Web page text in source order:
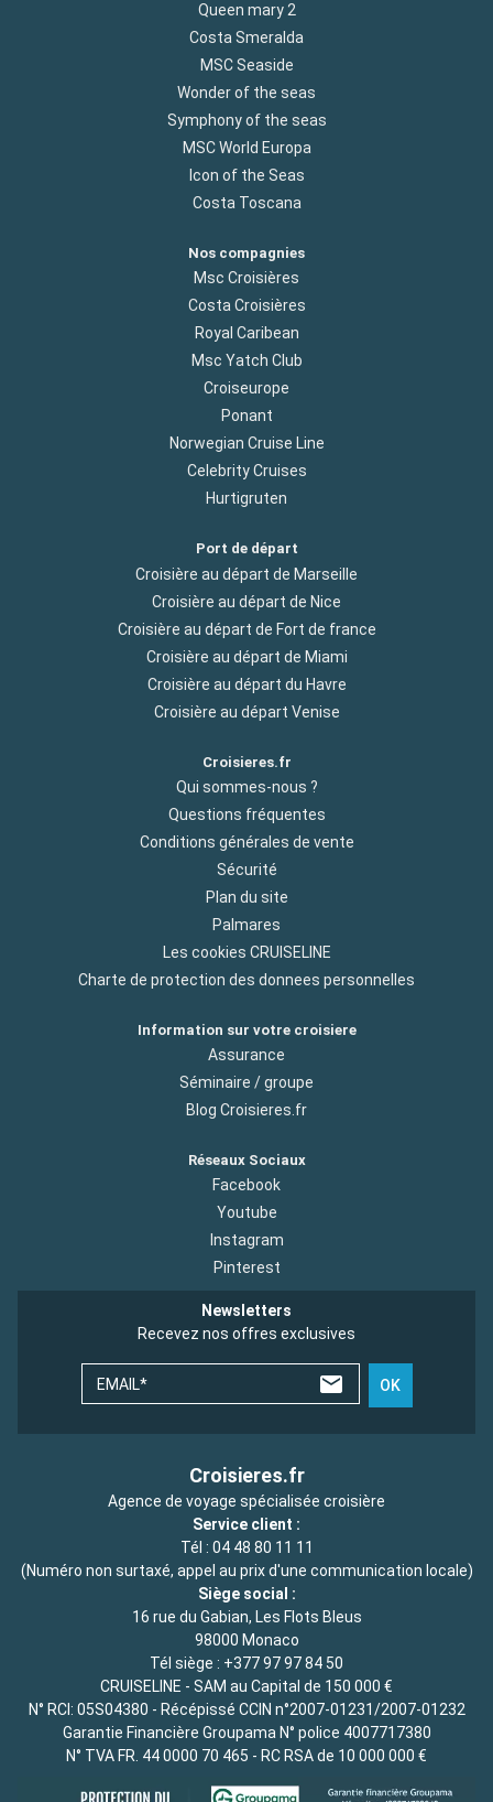
Queen mary 2
Costa Smeralda
MSC Seaside
Wonder of the seas
Symphony of the seas
MSC World Europa
Icon of the Seas
Costa Toscana
Nos compagnies
Msc Croisières
Costa Croisières
Royal Caribean
Msc Yatch Club
Croiseurope
Ponant
Norwegian Cruise Line
Celebrity Cruises
Hurtigruten
Port de départ
Croisière au départ de Marseille
Croisière au départ de Nice
Croisière au départ de Fort de france
Croisière au départ de Miami
Croisière au départ du Havre
Croisière au départ Venise
Croisieres.fr
Qui sommes-nous ?
Questions fréquentes
Conditions générales de vente
Sécurité
Plan du site
Palmares
Les cookies CRUISELINE
Charte de protection des donnees personnelles
Information sur votre croisiere
Assurance
Séminaire / groupe
Blog Croisieres.fr
Réseaux Sociaux
Facebook
Youtube
Instagram
Pinterest
Newsletters
Recevez nos offres exclusives
EMAIL* OK
Croisieres.fr
Agence de voyage spécialisée croisière
Service client :
Tél : 04 48 80 11 11
(Numéro non surtaxé, appel au prix d'une communication locale)
Siège social :
16 rue du Gabian, Les Flots Bleus
98000 Monaco
Tél siège : +377 97 97 84 50
CRUISELINE - SAM au Capital de 150 000 €
N° RCI: 05S04380 - Récépissé CCIN n°2007-01231/2007-01232
Garantie Financière Groupama N° police 4007717380
N° TVA FR. 44 0000 70 465 - RC RSA de 10 000 000 €